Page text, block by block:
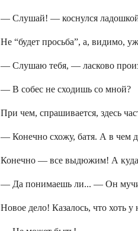
— Слушай! — коснулся ладошкой
Не “будет просьба”, а, видимо,
— Слушаю тебя, — ласково
— В собес не сходишь со мной?
При чем, спрашивается, здесь
— Конечно схожу, батя. А в чем
Конечно — все выдюжим! А куда
— Да понимаешь ли... — Он
Новое дело! Казалось, что хоть у